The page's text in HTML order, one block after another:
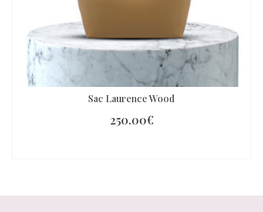
Sac Laurence Wood
250.00€